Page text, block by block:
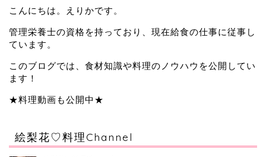
こんにちは。えりかです。
管理栄養士の資格を持っており、現在給食の仕事に従事し
ています。
このブログでは、食材知識や料理のノウハウを公開してい
ます！
★料理動画も公開中★
絵梨花♡料理Channel